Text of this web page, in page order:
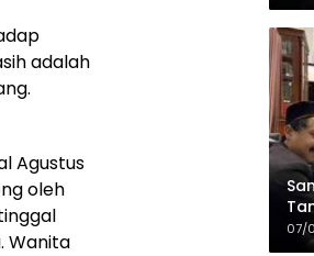
adalah
Agustus
oleh
Wanita
07/